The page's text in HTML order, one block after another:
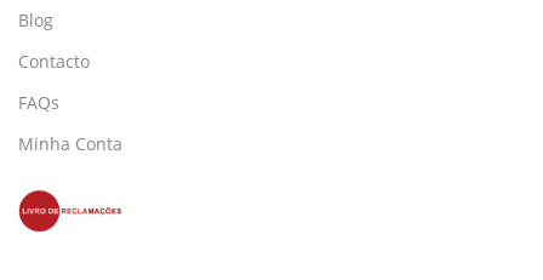
Blog
Contacto
FAQs
Minha Conta